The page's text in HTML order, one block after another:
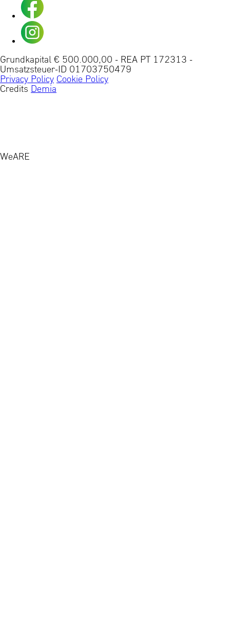
Grundkapital € 500.000,00 - REA PT 172313 -
Umsatzsteuer-ID 01703750479
Privacy Policy Cookie Policy
Credits Demia
WeARE